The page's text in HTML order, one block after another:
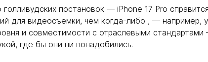
постановок — iPhone 17 Pro
для видеосъемки, чем когда-либо , — например,
и совместимости с отраслевыми
где бы они ни понадобились.